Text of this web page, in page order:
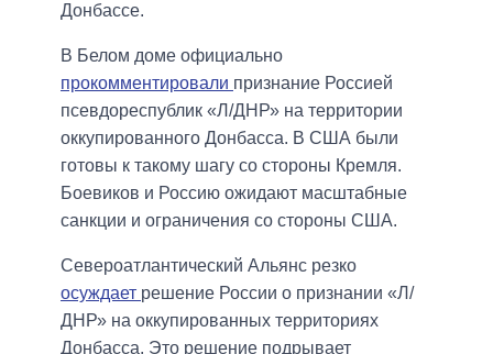
Донбассе.
В Белом доме официально
прокомментировали признание Россией
псевдореспублик «Л/ДНР» на территории
оккупированного Донбасса. В США были
готовы к такому шагу со стороны Кремля.
Боевиков и Россию ожидают масштабные
санкции и ограничения со стороны США.
Североатлантический Альянс резко
осуждает решение России о признании «Л/
ДНР» на оккупированных территориях
Донбасса. Это решение подрывает